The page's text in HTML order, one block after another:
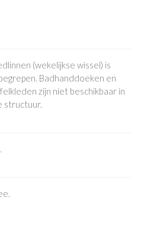
(wekelijkse wissel) is
Badhanddoeken en
zijn niet beschikbaar in
structuur.